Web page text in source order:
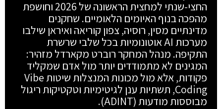
החצי-שנתי למחצית הראשונה של 2026 וחושפת
מהפכה בנוף האיומים הלאומיים. שחקנים
מדינתיים מסין, רוסיה, צפון קוריאה ואיראן שילבו
מערכות AI אוטונומיות בכל שלבי שרשרת
התקיפה. מנהל המחקר רוברט מקארדל מזהיר:
המגינים לא מתמודדים יותר מול אדם שמקליד
פקודות, אלא מול מכונות המנצלות שיטות Vibe
Coding, תשתיות ענן לגיטימיות וטקטיקות ריגול
מבוססות מודעות (ADINT).